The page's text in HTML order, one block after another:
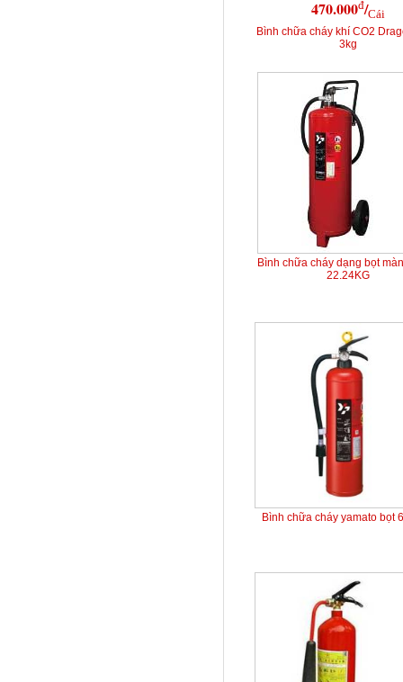
470.000đ/Cái
Bình chữa cháy khí CO2
3kg
Bình chữa cháy dạng bọt
22.24KG
Bình chữa cháy yamato bọt